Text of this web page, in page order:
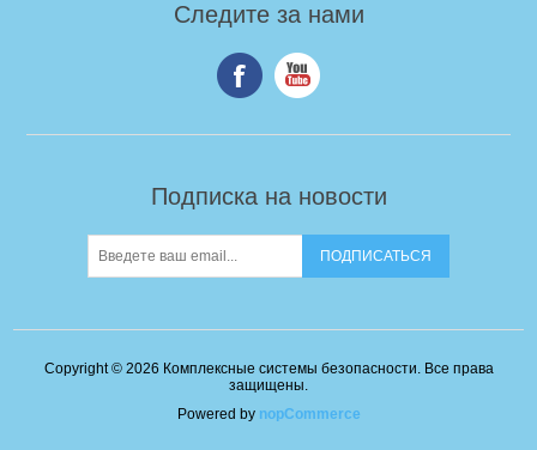
Следите за нами
Подписка на новости
Copyright © 2026 Комплексные системы безопасности. Все права
защищены.
Powered by nopCommerce